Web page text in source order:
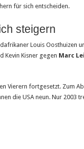
für sich entscheiden.
steigern
Louis Oosthuizen
Kevin Kisner gegen Marc
Vierern fortgesetzt. Zum
die USA neun. Nur 2003